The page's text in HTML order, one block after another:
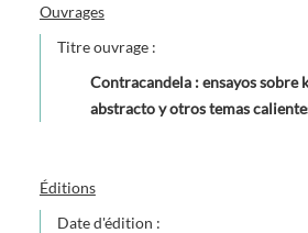
Ouvrages
Titre ouvrage :
Contracandela : ensayos sobre
abstracto y otros temas
Éditions
Date d'édition :